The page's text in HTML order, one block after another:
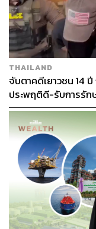
THAILAND
จับตาคดีเยาวชน 14
ประพฤติดี-รับการรัก